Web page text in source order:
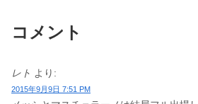
コメント
レト より:
2015年9月9日 7:51 PM